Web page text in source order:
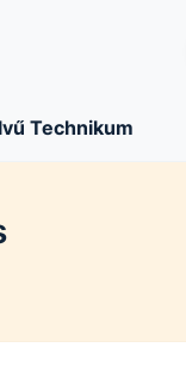
Technikum